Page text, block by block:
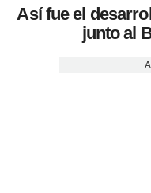
Así fue el
junto al